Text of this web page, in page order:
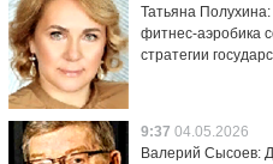
Татьяна
фитнес-аэробика
стратегии
9:37 04.05.2026
Валерий Сысоев: